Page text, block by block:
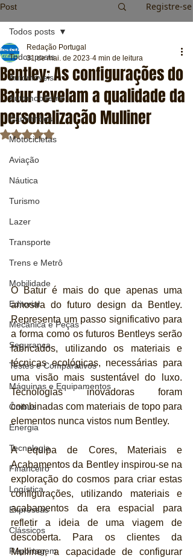
Post Registre-se
Todos posts
Automóveis
Automobilismo
Caminhões
Motocicletas
Aviação
Náutica
Turismo
Lazer
Transporte
Trens e Metrô
Mobilidade
Editorial
Mecânica e Peças
Segurança
Testes e Comparativos
Máquinas e Equipamentos
Ônibus
Energia
Tecnologia
Financeiro
Logística
Expressas
Clássicos
Reportagem
Todos posts
Bentley: As configurações do
Batur revelam a qualidade da
personalização Mulliner
Redação Portugal
31 de mai. de 2023 4 min de leitura
Avaliado com NaN de 5 estrelas.
O Batur é mais do que apenas uma
amostra do futuro design da Bentley.
Representa um passo significativo para
a forma como os futuros Bentleys serão
fabricados, utilizando os materiais e
técnicas ecológicas, necessárias para
uma visão mais sustentável do luxo.
Tecnologias inovadoras foram
combinadas com materiais de topo para
elementos nunca vistos num Bentley.
A equipa de Cores, Materiais e
Acabamentos da Bentley inspirou-se na
exploração do cosmos para criar estas
configurações, utilizando materiais e
acabamentos da era espacial para
refletir a ideia de uma viagem de
descoberta. Para os clientes da
Mulliner, a capacidade de configurar